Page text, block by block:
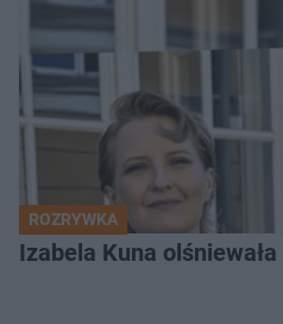
ROZRYWKA
Izabela Kuna